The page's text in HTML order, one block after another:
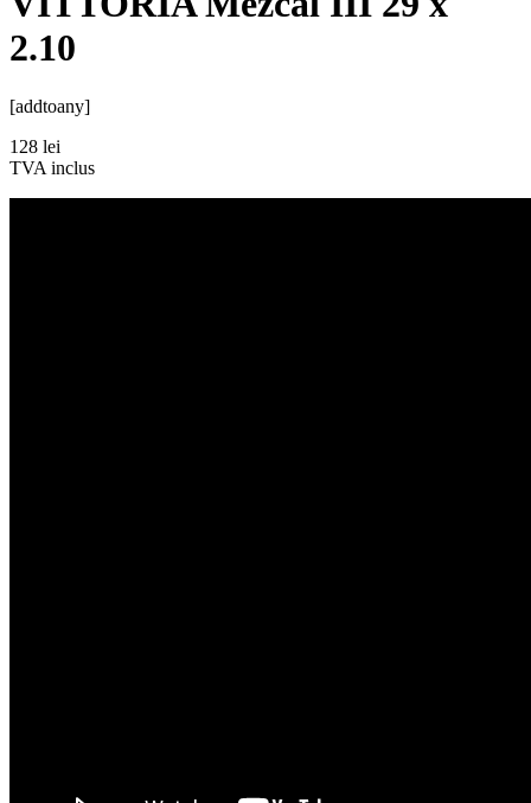
2.10
[addtoany]
128 lei
TVA inclus